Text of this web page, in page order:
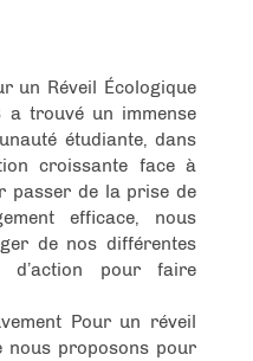
un Réveil Écologique
a trouvé un immense
étudiante, dans
croissante face à
passer de la prise de
efficace, nous
de nos différentes
d’action pour faire
Pour un réveil
nous proposons pour